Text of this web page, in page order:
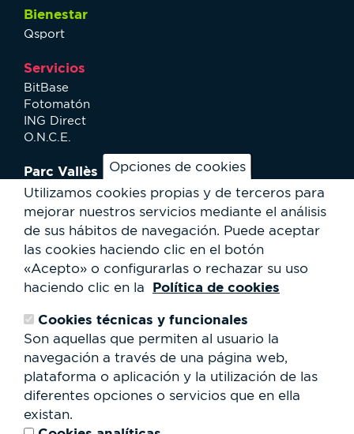
Opciones de cookies
Utilizamos cookies propias y de terceros para
mejorar nuestros servicios mediante el análisis
de sus hábitos de navegación. Puede aceptar
las cookies haciendo clic en el botón
«Acepto» o configurarlas o rechazar su uso
haciendo clic en la
Política de cookies
Cookies técnicas y funcionales
Son aquellas que permiten al usuario la
navegación a través de una página web,
plataforma o aplicación y la utilización de las
diferentes opciones o servicios que en ella
existan.
Bienestar
Qsport
Servicios
BitBase
Fotomatón
ING Direct
O.N.C.E.
Parc Vallès
¿Cómo llegar?
Mapa
Actividades
Servicios al usuario
Club Staff
¿Quiénes somos?
Trabaja con nosotros
Cesión de espacios
RSC
Formulario
de
búsqueda
Buscar